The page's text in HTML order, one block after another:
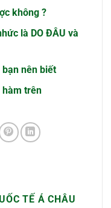
không ?
là DO ĐÂU và
nên biết
hàm trên
TẾ Á CHÂU